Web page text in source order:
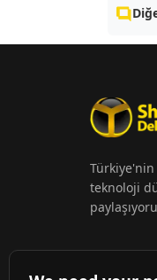
teknoloji